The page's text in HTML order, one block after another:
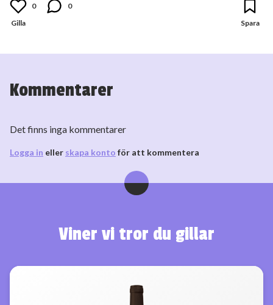
0 0
Kommentarer
Det finns inga kommentarer
Logga in eller skapa konto för att kommentera
Viner vi tror du gillar